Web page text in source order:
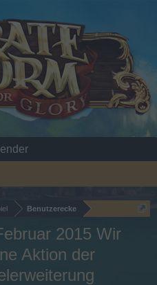
Benutzerecke
2015 Wir
Aktion der